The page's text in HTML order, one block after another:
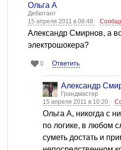
Ольга А
Дебютант
15 апреля 2011 в 08:48
Александр Смирнов, а
электрошокера?
0 Ответить
Александр
Грандмастер
15 апреля 2011 в 10:20
Ольга А, никогда с
по логике, в любом
суметь достать и